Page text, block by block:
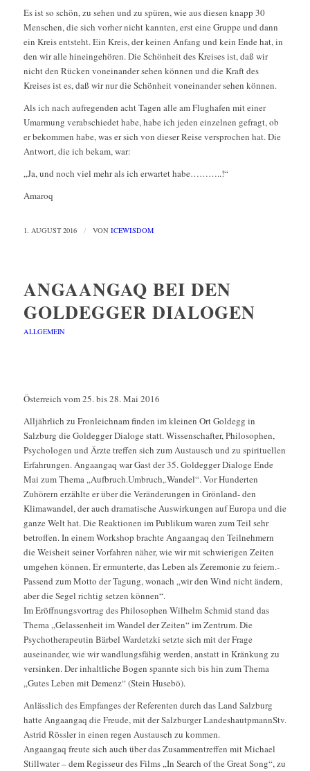
Es ist so schön, zu sehen und zu spüren, wie aus diesen knapp 30
Menschen, die sich vorher nicht kannten, erst eine Gruppe und dann
ein Kreis entsteht. Ein Kreis, der keinen Anfang und kein Ende hat, in
den wir alle hineingehören. Die Schönheit des Kreises ist, daß wir
nicht den Rücken voneinander sehen können und die Kraft des
Kreises ist es, daß wir nur die Schönheit voneinander sehen können.
Als ich nach aufregenden acht Tagen alle am Flughafen mit einer
Umarmung verabschiedet habe, habe ich jeden einzelnen gefragt, ob
er bekommen habe, was er sich von dieser Reise versprochen hat. Die
Antwort, die ich bekam, war:
„Ja, und noch viel mehr als ich erwartet habe………..!“
Amaroq
1. AUGUST 2016 / VON ICEWISDOM
ANGAANGAQ BEI DEN
GOLDEGGER DIALOGEN
ALLGEMEIN
Österreich vom 25. bis 28. Mai 2016
Alljährlich zu Fronleichnam finden im kleinen Ort Goldegg in
Salzburg die Goldegger Dialoge statt. Wissenschafter, Philosophen,
Psychologen und Ärzte treffen sich zum Austausch und zu spirituellen
Erfahrungen. Angaangaq war Gast der 35. Goldegger Dialoge Ende
Mai zum Thema „Aufbruch.Umbruch,.Wandel“. Vor Hunderten
Zuhörern erzählte er über die Veränderungen in Grönland- den
Klimawandel, der auch dramatische Auswirkungen auf Europa und die
ganze Welt hat. Die Reaktionen im Publikum waren zum Teil sehr
betroffen. In einem Workshop brachte Angaangaq den Teilnehmern
die Weisheit seiner Vorfahren näher, wie wir mit schwierigen Zeiten
umgehen können. Er ermunterte, das Leben als Zeremonie zu feiern.-
Passend zum Motto der Tagung, wonach „wir den Wind nicht ändern,
aber die Segel richtig setzen können“.
Im Eröffnungsvortrag des Philosophen Wilhelm Schmid stand das
Thema „Gelassenheit im Wandel der Zeiten“ im Zentrum. Die
Psychotherapeutin Bärbel Wardetzki setzte sich mit der Frage
auseinander, wie wir wandlungsfähig werden, anstatt in Kränkung zu
versinken. Der inhaltliche Bogen spannte sich bis hin zum Thema
„Gutes Leben mit Demenz“ (Stein Husebö).
Anlässlich des Empfanges der Referenten durch das Land Salzburg
hatte Angaangaq die Freude, mit der Salzburger LandeshautpmannStv.
Astrid Rössler in einen regen Austausch zu kommen.
Angaangaq freute sich auch über das Zusammentreffen mit Michael
Stillwater – dem Regisseur des Films „In Search of the Great Song“, zu